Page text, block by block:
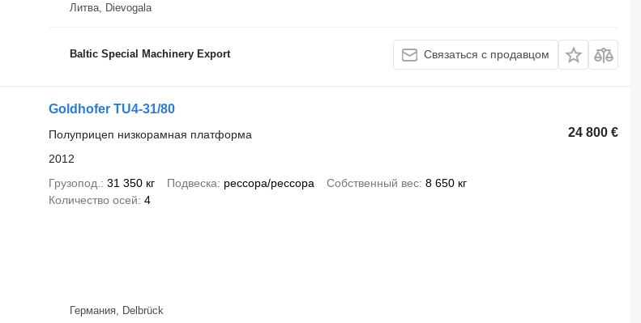
Литва, Dievogala
Baltic Special Machinery Export Связаться с продавцом
Goldhofer TU4-31/80
24 800 €
Полуприцеп низкорамная платформа
2012
Грузопод.
31 350 кг Подвеска рессора/рессора Собственный вес 8 650 кг
Количество осей 4
Германия, Delbrück